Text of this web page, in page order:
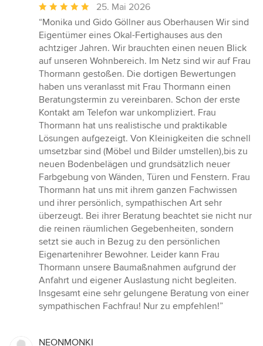
Durchschnittliche
Bewertung:
5
von
5
Sternen
25. Mai 2026
“Monika und Gido Göllner aus Oberhausen Wir sind
Eigentümer eines Okal-Fertighauses aus den
achtziger Jahren. Wir brauchten einen neuen Blick
auf unseren Wohnbereich. Im Netz sind wir auf Frau
Thormann gestoßen. Die dortigen Bewertungen
haben uns veranlasst mit Frau Thormann einen
Beratungstermin zu vereinbaren. Schon der erste
Kontakt am Telefon war unkompliziert. Frau
Thormann hat uns realistische und praktikable
Lösungen aufgezeigt. Von Kleinigkeiten die schnell
umsetzbar sind (Möbel und Bilder umstellen),bis zu
neuen Bodenbelägen und grundsätzlich neuer
Farbgebung von Wänden, Türen und Fenstern. Frau
Thormann hat uns mit ihrem ganzen Fachwissen
und ihrer persönlich, sympathischen Art sehr
überzeugt. Bei ihrer Beratung beachtet sie nicht nur
die reinen räumlichen Gegebenheiten, sondern
setzt sie auch in Bezug zu den persönlichen
Eigenartenihrer Bewohner. Leider kann Frau
Thormann unsere Baumaßnahmen aufgrund der
Anfahrt und eigener Auslastung nicht begleiten.
Insgesamt eine sehr gelungene Beratung von einer
sympathischen Fachfrau! Nur zu empfehlen!”
NEONMONKI